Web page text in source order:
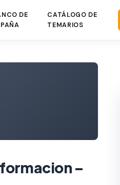
DE
CATÁLOGO DE
TEMARIOS
–